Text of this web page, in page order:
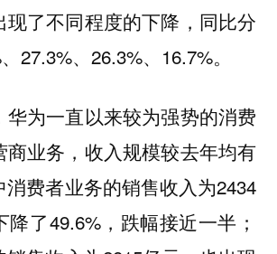
现了不同程度的下降，同比分
27.3%、26.3%、16.7%。
华为一直以来较为强势的消费
商业务，收入规模较去年均有
消费者业务的销售收入为2434
了49.6%，跌幅接近一半；